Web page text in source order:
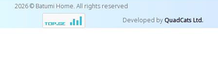
2026 © Batumi Home. All rights reserved
Developed byQuadCats Ltd.